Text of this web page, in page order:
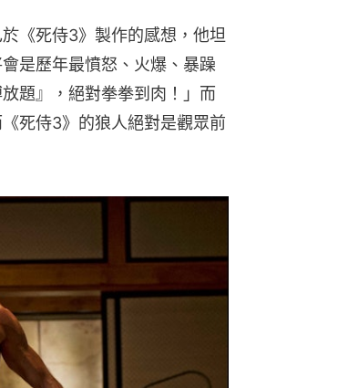
《死侍3》製作的感想，他坦
是歷年最憤怒、火爆、暴躁
題』，絕對拳拳到肉！」而
死侍3》的狼人絕對是觀眾前